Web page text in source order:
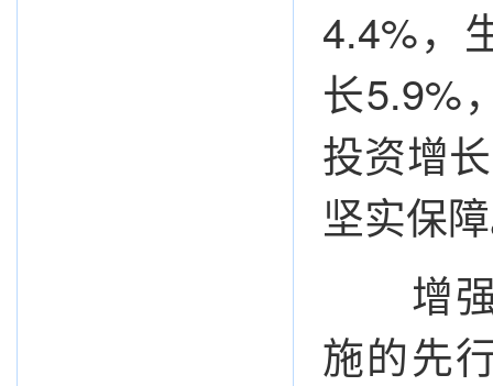
4.4%，
长5.9%
投资增
坚实保
增强
施的先